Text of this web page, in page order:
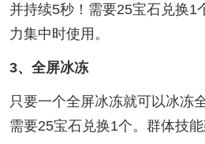
并持续5秒！需要25宝石兑换1
力集中时使用。
3、全屏冰冻
只要一个全屏冰冻就可以冰冻
需要25宝石兑换1个。群体技